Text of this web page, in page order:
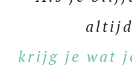
altijd
krijg je wat